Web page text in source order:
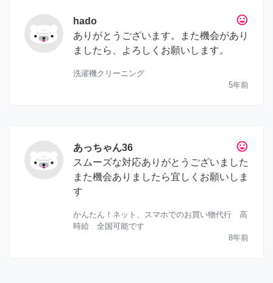
tag_faces
hado
ありがとうございます。また機会があり
ましたら、よろしくお願いします。
洗濯機クリーニング
5年前
tag_faces
あっちゃん36
スムーズな対応ありがとうございました
また機会ありましたら宜しくお願いしま
す
かんたん！ネット、スマホでのお買い物代行 高
時給 全国可能です
8年前